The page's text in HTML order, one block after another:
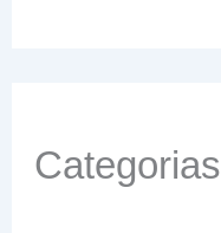
Categorias